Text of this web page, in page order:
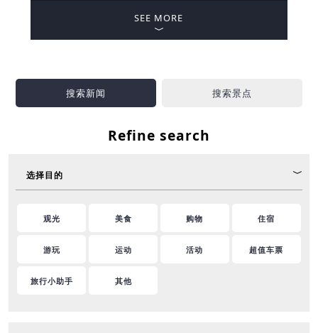
SEE MORE
搜索新闻 搜索景点
Refine search
选择目的
观光 美食 购物 住宿
游玩 运动 活动 超值车票
旅行小助手 其他